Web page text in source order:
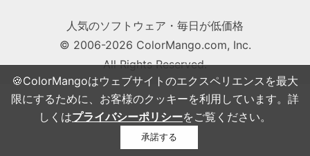
🍪ColorMangoはウェブサイトのエクスペリエンスを最大
限にするために、お客様のクッキーを利用しています。詳
しくはプライバシーポリシーをご覧ください。
承諾する
人気のソフトウェア・毎日が低価格
© 2006-2026 ColorMango.com, Inc.
All Rights Reserved.